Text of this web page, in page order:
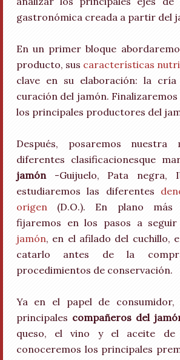
gastronómica creada a partir del
En un primer bloque
producto, sus características
clave en su elaboración: la
curación del jamón.
los principales productores del
Después, posaremos
diferentes clasificacionesque
jamón-Guijuelo, Pata negra,
estudiaremos las diferentes
origen(D.O.). En plano más
fijaremos en los pasos a
jamón, en el afilado del cuchillo,
catarlo antes de la
procedimientos de conservación.
Ya en el papel de
principales compañeros del
queso, el vino y el aceite de
conoceremos los principales